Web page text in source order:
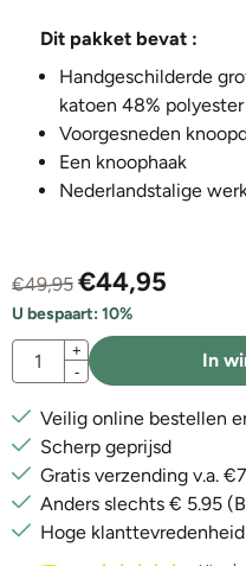
Dit pakket bevat :
Handgeschilderde
katoen 48% polyester
Voorgesneden
Een knoophaak
Nederlandstalige
€49,95 €44,95
U bespaart:10%
Aantal
+
-
In
Veilig online bestellen
Scherp geprijsd
Gratis verzending v.a.
Anders slechts € 5.95
Hoge klanttevredenheid